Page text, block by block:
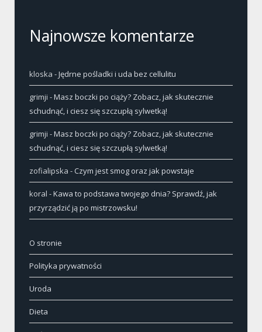
Najnowsze komentarze
kloska -Jędrne pośladki i uda bez cellulitu
grimji -Masz boczki po ciąży? Zobacz, jak skutecznie
schudnąć, i ciesz się szczupłą sylwetką!
grimji -Masz boczki po ciąży? Zobacz, jak skutecznie
schudnąć, i ciesz się szczupłą sylwetką!
zofialipska -Czym jest smog oraz jak powstaje
koral -Kawa to podstawa twojego dnia? Sprawdź, jak
przyrządzić ją po mistrzowsku!
O stronie
Polityka prywatności
Uroda
Dieta